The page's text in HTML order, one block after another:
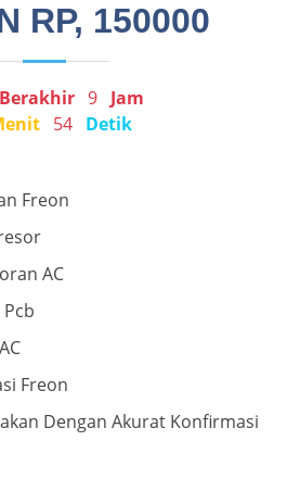
RP, 150000
9 Jam
54 Detik
Freon
AC
Freon
Dengan Akurat Konfirmasi